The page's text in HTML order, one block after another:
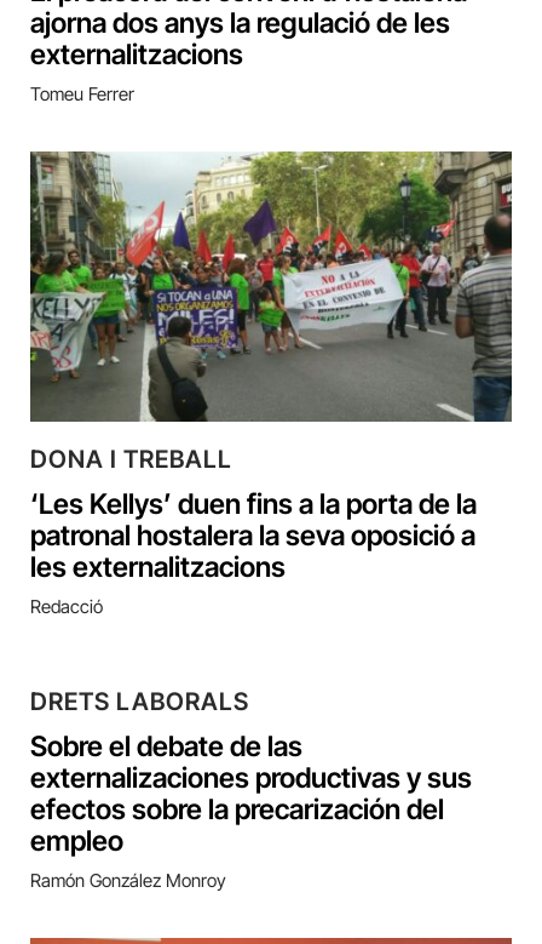
ajorna dos anys la regulació de les
externalitzacions
Tomeu Ferrer
DONA I TREBALL
‘Les Kellys’ duen fins a la porta de la
patronal hostalera la seva oposició a
les externalitzacions
Redacció
DRETS LABORALS
Sobre el debate de las
externalizaciones productivas y sus
efectos sobre la precarización del
empleo
Ramón González Monroy